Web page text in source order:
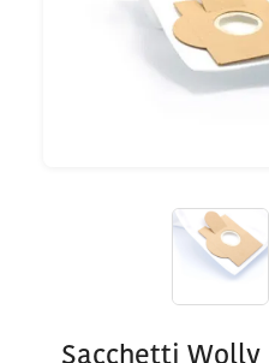
Sacchetti Wolly